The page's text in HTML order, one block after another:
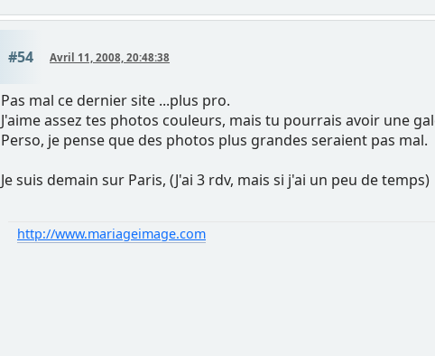
#54 Avril 11, 2008, 20:48:38
Pas mal ce dernier site ...plus pro.
J'aime assez tes photos couleurs, mais tu pourrais avoir une
Perso, je pense que des photos plus grandes seraient pas mal.
Je suis demain sur Paris, (J'ai 3 rdv, mais si j'ai un peu de temps)
http://www.mariageimage.com